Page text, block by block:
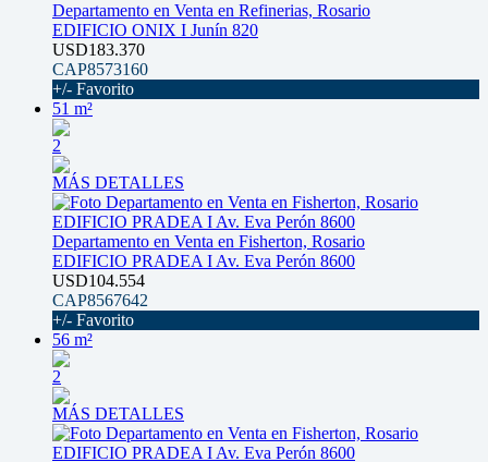
Departamento en Venta en Refinerias, Rosario
EDIFICIO ONIX I Junín 820
USD183.370
CAP8573160
+/- Favorito
51 m²
2
MÁS DETALLES
Departamento en Venta en Fisherton, Rosario
EDIFICIO PRADEA I Av. Eva Perón 8600
USD104.554
CAP8567642
+/- Favorito
56 m²
2
MÁS DETALLES